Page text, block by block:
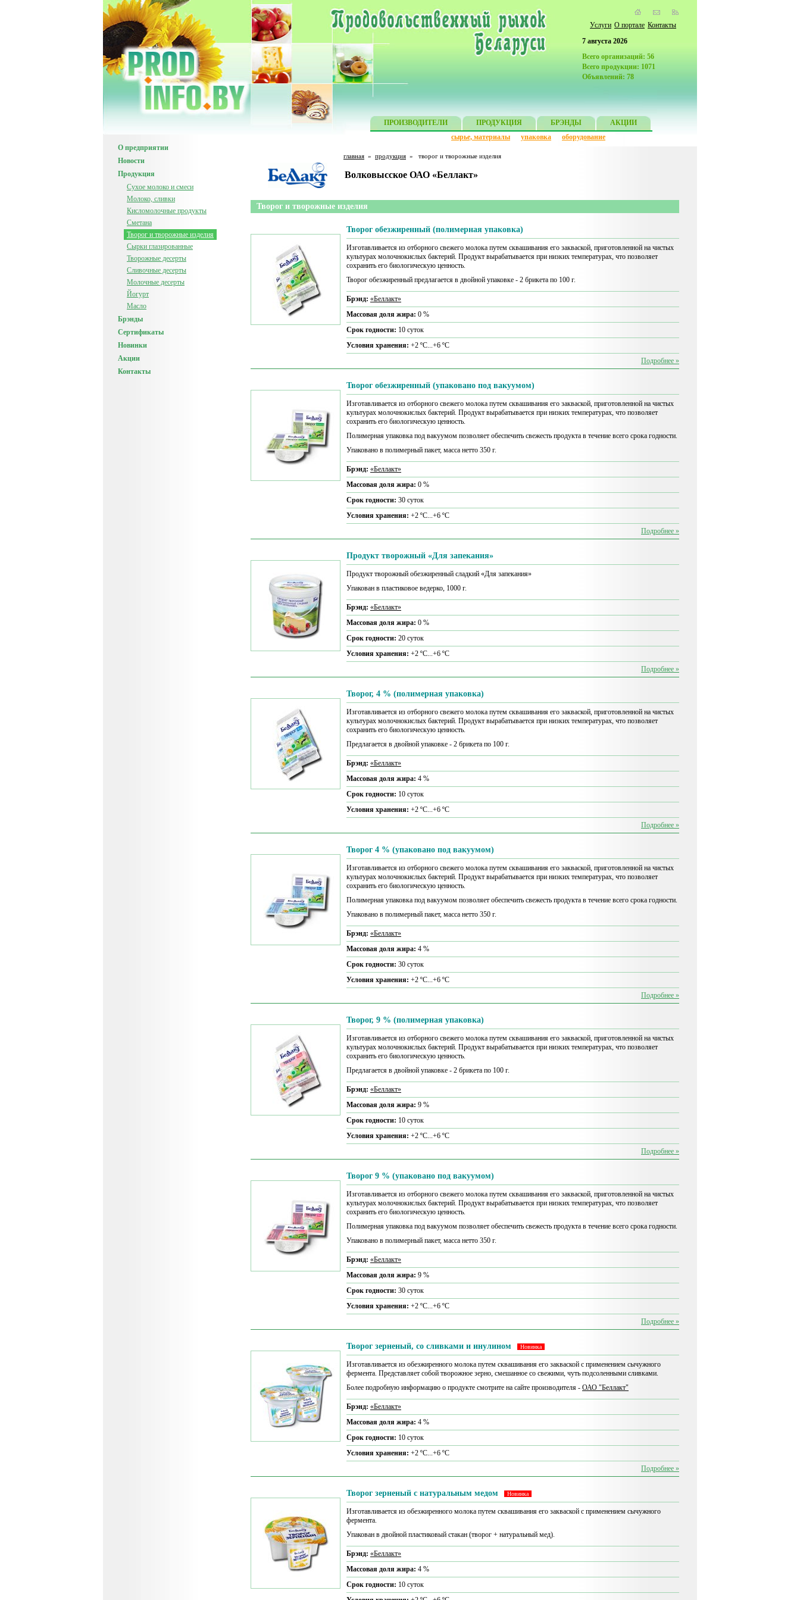
7 августа 2026
Всего организаций: 56
Всего продукции: 1071
Объявлений: 78
ПРОИЗВОДИТЕЛИ ПРОДУКЦИЯ БРЭНДЫ
АКЦИИ
сырье, материалы
упаковка оборудование
Услуги О портале Контакты
О предприятии
Новости
Продукция
Сухое молоко и смеси
Молоко, сливки
Кисломолочные продукты
Сметана
Творог и творожные изделия
Сырки глазированные
Творожные десерты
Сливочные десерты
Молочные десерты
Йогурт
Масло
Брэнды
Сертификаты
Новинки
Акции
Контакты
главная » продукция » творог и творожные изделия
Волковысское ОАО «Беллакт»
Творог и творожные изделия
Творог обезжиренный (полимерная упаковка)
Изготавливается из отборного свежего молока путем сквашивания его закваской, приготовленной на чистых
культурах молочнокислых бактерий. Продукт вырабатывается при низких температурах, что позволяет
сохранить его биологическую ценность.
Творог обезжиренный предлагается в двойной упаковке - 2 брикета по 100 г.
Брэнд: «Беллакт»
Массовая доля жира: 0 %
Срок годности: 10 суток
Условия хранения: +2 ºС...+6 ºС
Подробнее »
Творог обезжиренный (упаковано под вакуумом)
Изготавливается из отборного свежего молока путем сквашивания его закваской, приготовленной на чистых
культурах молочнокислых бактерий. Продукт вырабатывается при низких температурах, что позволяет
сохранить его биологическую ценность.
Полимерная упаковка под вакуумом позволяет обеспечить свежесть продукта в течение всего срока годности.
Упаковано в полимерный пакет, масса нетто 350 г.
Брэнд: «Беллакт»
Массовая доля жира: 0 %
Срок годности: 30 суток
Условия хранения: +2 ºС...+6 ºС
Подробнее »
Продукт творожный «Для запекания»
Продукт творожный обезжиренный сладкий «Для запекания»
Упакован в пластиковое ведерко, 1000 г.
Брэнд: «Беллакт»
Массовая доля жира: 0 %
Срок годности: 20 суток
Условия хранения: +2 ºС...+6 ºС
Подробнее »
Творог, 4 % (полимерная упаковка)
Изготавливается из отборного свежего молока путем сквашивания его закваской, приготовленной на чистых
культурах молочнокислых бактерий. Продукт вырабатывается при низких температурах, что позволяет
сохранить его биологическую ценность.
Предлагается в двойной упаковке - 2 брикета по 100 г.
Брэнд: «Беллакт»
Массовая доля жира: 4 %
Срок годности: 10 суток
Условия хранения: +2 ºС...+6 ºС
Подробнее »
Творог 4 % (упаковано под вакуумом)
Изготавливается из отборного свежего молока путем сквашивания его закваской, приготовленной на чистых
культурах молочнокислых бактерий. Продукт вырабатывается при низких температурах, что позволяет
сохранить его биологическую ценность.
Полимерная упаковка под вакуумом позволяет обеспечить свежесть продукта в течение всего срока годности.
Упаковано в полимерный пакет, масса нетто 350 г.
Брэнд: «Беллакт»
Массовая доля жира: 4 %
Срок годности: 30 суток
Условия хранения: +2 ºС...+6 ºС
Подробнее »
Творог, 9 % (полимерная упаковка)
Изготавливается из отборного свежего молока путем сквашивания его закваской, приготовленной на чистых
культурах молочнокислых бактерий. Продукт вырабатывается при низких температурах, что позволяет
сохранить его биологическую ценность.
Предлагается в двойной упаковке - 2 брикета по 100 г.
Брэнд: «Беллакт»
Массовая доля жира: 9 %
Срок годности: 10 суток
Условия хранения: +2 ºС...+6 ºС
Подробнее »
Творог 9 % (упаковано под вакуумом)
Изготавливается из отборного свежего молока путем сквашивания его закваской, приготовленной на чистых
культурах молочнокислых бактерий. Продукт вырабатывается при низких температурах, что позволяет
сохранить его биологическую ценность.
Полимерная упаковка под вакуумом позволяет обеспечить свежесть продукта в течение всего срока годности.
Упаковано в полимерный пакет, масса нетто 350 г.
Брэнд: «Беллакт»
Массовая доля жира: 9 %
Срок годности: 30 суток
Условия хранения: +2 ºС...+6 ºС
Подробнее »
Творог зерненый, со сливками и инулином Новинка
Изготавливается из обезжиренного молока путем сквашивания его закваской с применением сычужного
фермента. Представляет собой творожное зерно, смешанное со свежими, чуть подсоленными сливками.
Более подробную информацию о продукте смотрите на сайте производителя - ОАО "Беллакт"
Брэнд: «Беллакт»
Массовая доля жира: 4 %
Срок годности: 10 суток
Условия хранения: +2 ºС...+6 ºС
Подробнее »
Творог зерненый с натуральным медом Новинка
Изготавливается из обезжиренного молока путем сквашивания его закваской с применением сычужного
фермента.
Упакован в двойной пластиковый стакан (творог + натуральный мед).
Брэнд: «Беллакт»
Массовая доля жира: 4 %
Срок годности: 10 суток